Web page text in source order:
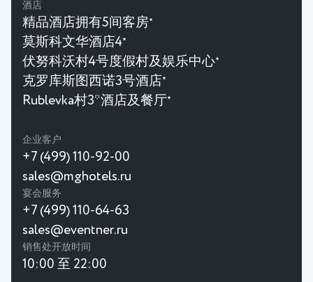
酒店
精品酒店拥有5间客房★
莫斯科文华酒店4★
伏努科沃村4号度假村及娱乐中心★
克罗库斯图西诺3号酒店 ★
Rublevka村3*酒店及餐厅★
企业客户
+7 (499) 110-92-00
sales@mghotels.ru
宴会服务
+7 (499) 110-64-63
sales@eventner.ru
销售处开放时间
10:00 至 22:00